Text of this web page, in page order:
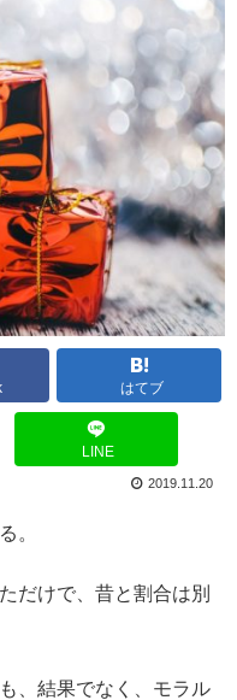
はてブ
LINE
2019.11.20
。
だけで、昔と割合は別
、結果でなく、モラル